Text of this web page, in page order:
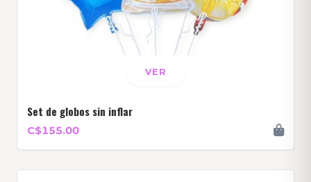
VER
Set de globos sin inflar
C$155.00